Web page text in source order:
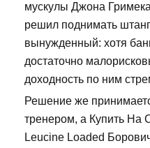
мускулы Джона
решил поднимать
вынужденный: хотя
достаточно
доходность по ним
Решение же
тренером, а Купить На
Leucine Loaded